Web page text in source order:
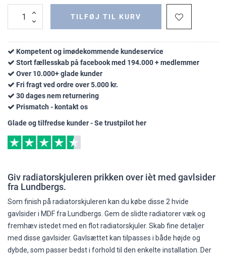
TILFØJ TIL KURV
Kompetent og imødekommende kundeservice
Stort fællesskab på facebook med 194.000 + medlemmer
Over 10.000+ glade kunder
Fri fragt ved ordre over 5.000 kr.
30 dages nem returnering
Prismatch - kontakt os
Glade og tilfredse kunder - Se trustpilot her
Giv radiatorskjuleren prikken over ièt med gavlsider
fra Lundbergs.
Som finish på radiatorskjuleren kan du købe disse 2 hvide
gavlsider i MDF fra Lundbergs. Gem de slidte radiatorer væk og
fremhæv istedet med en flot radiatorskjuler. Skab fine detaljer
med disse gavlsider. Gavlsættet kan tilpasses i både højde og
dybde, som passer bedst i forhold til den enkelte installation. Der